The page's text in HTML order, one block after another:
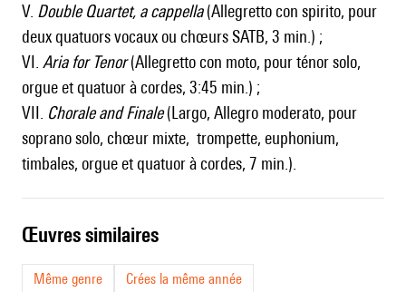
V. Double Quartet, a cappella(Allegretto con spirito, pour
deux quatuors vocaux ou chœurs SATB, 3 min.) ;
VI. Aria for Tenor(Allegretto con moto, pour ténor solo,
orgue et quatuor à cordes, 3:45 min.) ;
VII. Chorale and Finale(Largo, Allegro moderato, pour
soprano solo, chœur mixte, trompette, euphonium,
timbales, orgue et quatuor à cordes, 7 min.).
œuvres similaires
Même genre
Crées la même année